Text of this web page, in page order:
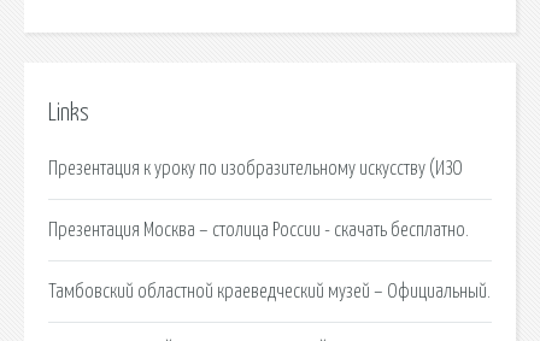
Links
Презентация к уроку по изобразительному искусству (ИЗО
Презентация Москва – столица России - скачать бесплатно.
Тамбовский областной краеведческий музей – Официальный.